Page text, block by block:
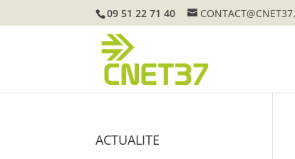
09 51 22 71 40
ACTUALITE
pour toutes demandes de